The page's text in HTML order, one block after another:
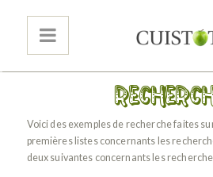
Voici des exemples de recherche faites
premières listes concernants les
deux suivantes concernants les